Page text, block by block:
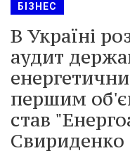
БІЗНЕС
В Україні
аудит
першим
став